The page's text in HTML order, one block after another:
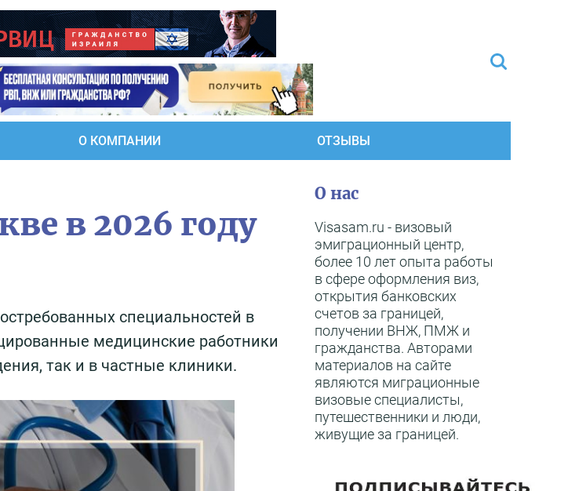
О КОМПАНИИ ОТЗЫВЫ
в 2026 году
специальностей в
медицинские работники
так и в частные клиники.
О нас
Visasam.ru - визовый
эмиграционный центр,
более 10 лет опыта работы
в сфере оформления виз,
открытия банковских
счетов за границей,
получении ВНЖ, ПМЖ и
гражданства. Авторами
материалов на сайте
являются миграционные
визовые специалисты,
путешественники и люди,
живущие за границей.